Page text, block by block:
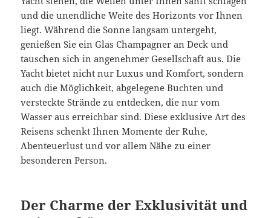
und die unendliche Weite des Horizonts vor Ihnen
liegt. Während die Sonne langsam untergeht,
genießen Sie ein Glas Champagner an Deck und
tauschen sich in angenehmer Gesellschaft aus. Die
Yacht bietet nicht nur Luxus und Komfort, sondern
auch die Möglichkeit, abgelegene Buchten und
versteckte Strände zu entdecken, die nur vom
Wasser aus erreichbar sind. Diese exklusive Art des
Reisens schenkt Ihnen Momente der Ruhe,
Abenteuerlust und vor allem Nähe zu einer
besonderen Person.
Der Charme der Exklusivität und